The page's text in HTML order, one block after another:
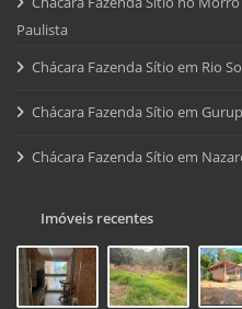
Paulista
Chácara Fazenda Sítio em Rio
Chácara Fazenda Sítio em
Chácara Fazenda Sítio em
Imóveis recentes